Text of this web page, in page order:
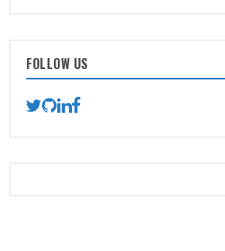
FOLLOW US